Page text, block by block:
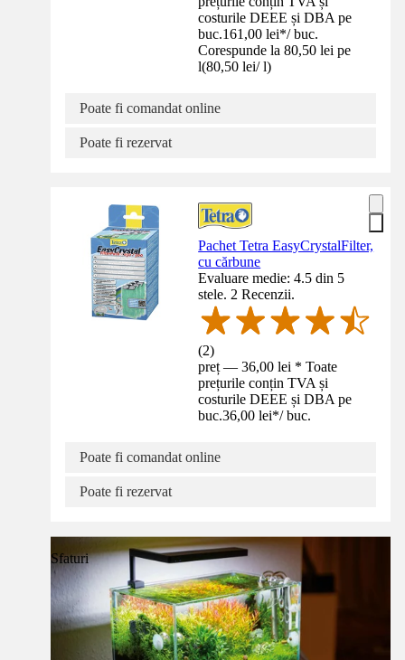
costurile DEEE și DBA pe
buc.161,00 lei*/ buc.
Corespunde la 80,50 lei pe
l(80,50 lei/ l)
Poate fi comandat online
Poate fi rezervat
Pachet Tetra EasyCrystalFilter,
cu cărbune
Evaluare medie: 4.5 din 5
stele. 2 Recenzii.
(2)
preț — 36,00 lei * Toate
prețurile conțin TVA și
costurile DEEE și DBA pe
buc.36,00 lei*/ buc.
Poate fi comandat online
Poate fi rezervat
Sfaturi